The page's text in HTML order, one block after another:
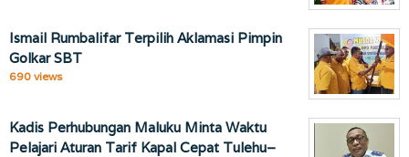
Ismail Rumbalifar Terpilih Aklamasi Pimpin
Golkar SBT
690 views
Kadis Perhubungan Maluku Minta Waktu
Pelajari Aturan Tarif Kapal Cepat Tulehu–